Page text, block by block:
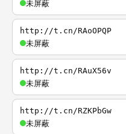
未屏蔽
http://t.cn/RAoOPQP
未屏蔽
http://t.cn/RAuX56v
未屏蔽
http://t.cn/RZKPbGw
未屏蔽